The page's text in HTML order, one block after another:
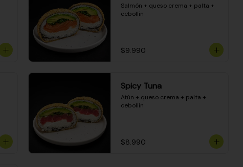
Salmón + queso crema + palta +
cebollín
$9.990
Spicy Tuna
Atún + queso crema + palta +
cebollín
$8.990